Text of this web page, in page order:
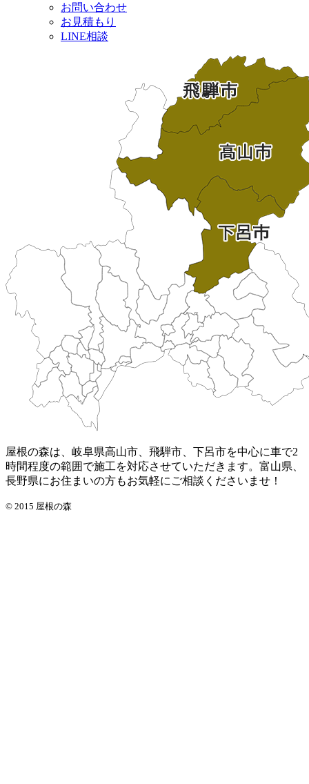
お問い合わせ
お見積もり
LINE相談
屋根の森は、岐阜県高山市、飛騨市、下呂市を中心に車で2
時間程度の範囲で施工を対応させていただきます。富山県、
長野県にお住まいの方もお気軽にご相談くださいませ！
© 2015 屋根の森